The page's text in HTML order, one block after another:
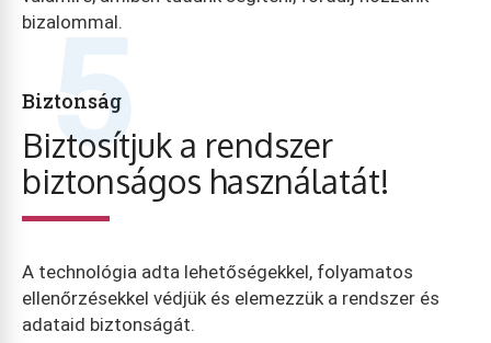
bizalommal.
Biztonság
5
Biztosítjuk a rendszer
biztonságos használatát!
A technológia adta lehetőségekkel, folyamatos
ellenőrzésekkel védjük és elemezzük a rendszer és
adataid biztonságát.